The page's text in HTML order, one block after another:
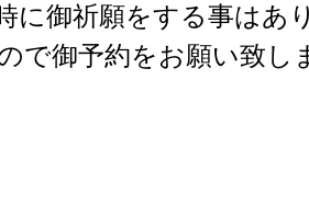
に御祈願をする事はあ
で御予約をお願い致し